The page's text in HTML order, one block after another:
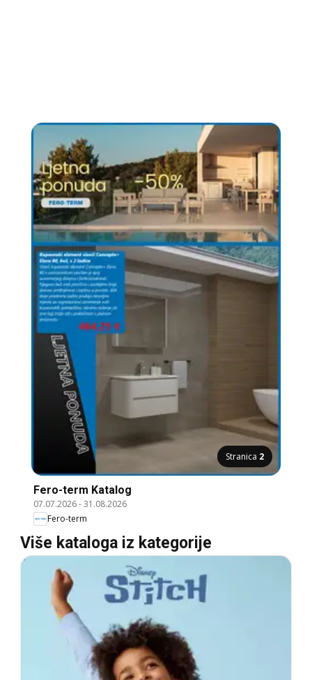
Stranica 2
Fero-term Katalog
07.07.2026-31.08.2026
Fero-term
Više kataloga iz kategorije